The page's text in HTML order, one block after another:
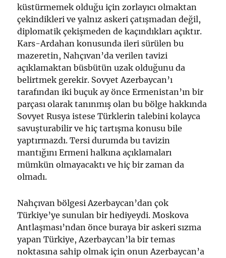
küstürmemek olduğu için zorlayıcı olmaktan
çekindikleri ve yalnız askeri çatışmadan değil,
diplomatik çekişmeden de kaçındıkları açıktır.
Kars-Ardahan konusunda ileri sürülen bu
mazeretin, Nahçıvan’da verilen tavizi
açıklamaktan büsbütün uzak olduğunu da
belirtmek gerekir. Sovyet Azerbaycan’ı
tarafından iki buçuk ay önce Ermenistan’ın bir
parçası olarak tanınmış olan bu bölge hakkında
Sovyet Rusya istese Türklerin talebini kolayca
savuşturabilir ve hiç tartışma konusu bile
yaptırmazdı. Tersi durumda bu tavizin
mantığını Ermeni halkına açıklamaları
mümkün olmayacaktı ve hiç bir zaman da
olmadı.
Nahçıvan bölgesi Azerbaycan’dan çok
Türkiye’ye sunulan bir hediyeydi. Moskova
Antlaşması’ndan önce buraya bir askeri sızma
yapan Türkiye, Azerbaycan’la bir temas
noktasına sahip olmak için onun Azerbaycan’a